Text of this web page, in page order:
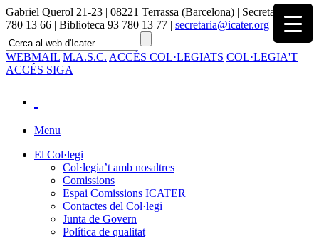
Gabriel Querol 21-23 | 08221 Terrassa (Barcelona) | Secretaria 93
780 13 66 | Biblioteca 93 780 13 77 | secretaria@icater.org
WEBMAIL M.A.S.C. ACCÉS COL·LEGIATS COL·LEGIA'T
ACCÉS SIGA
Menu
El Col·legi
Col·legia’t amb nosaltres
Comissions
Espai Comissions ICATER
Contactes del Col·legi
Junta de Govern
Política de qualitat